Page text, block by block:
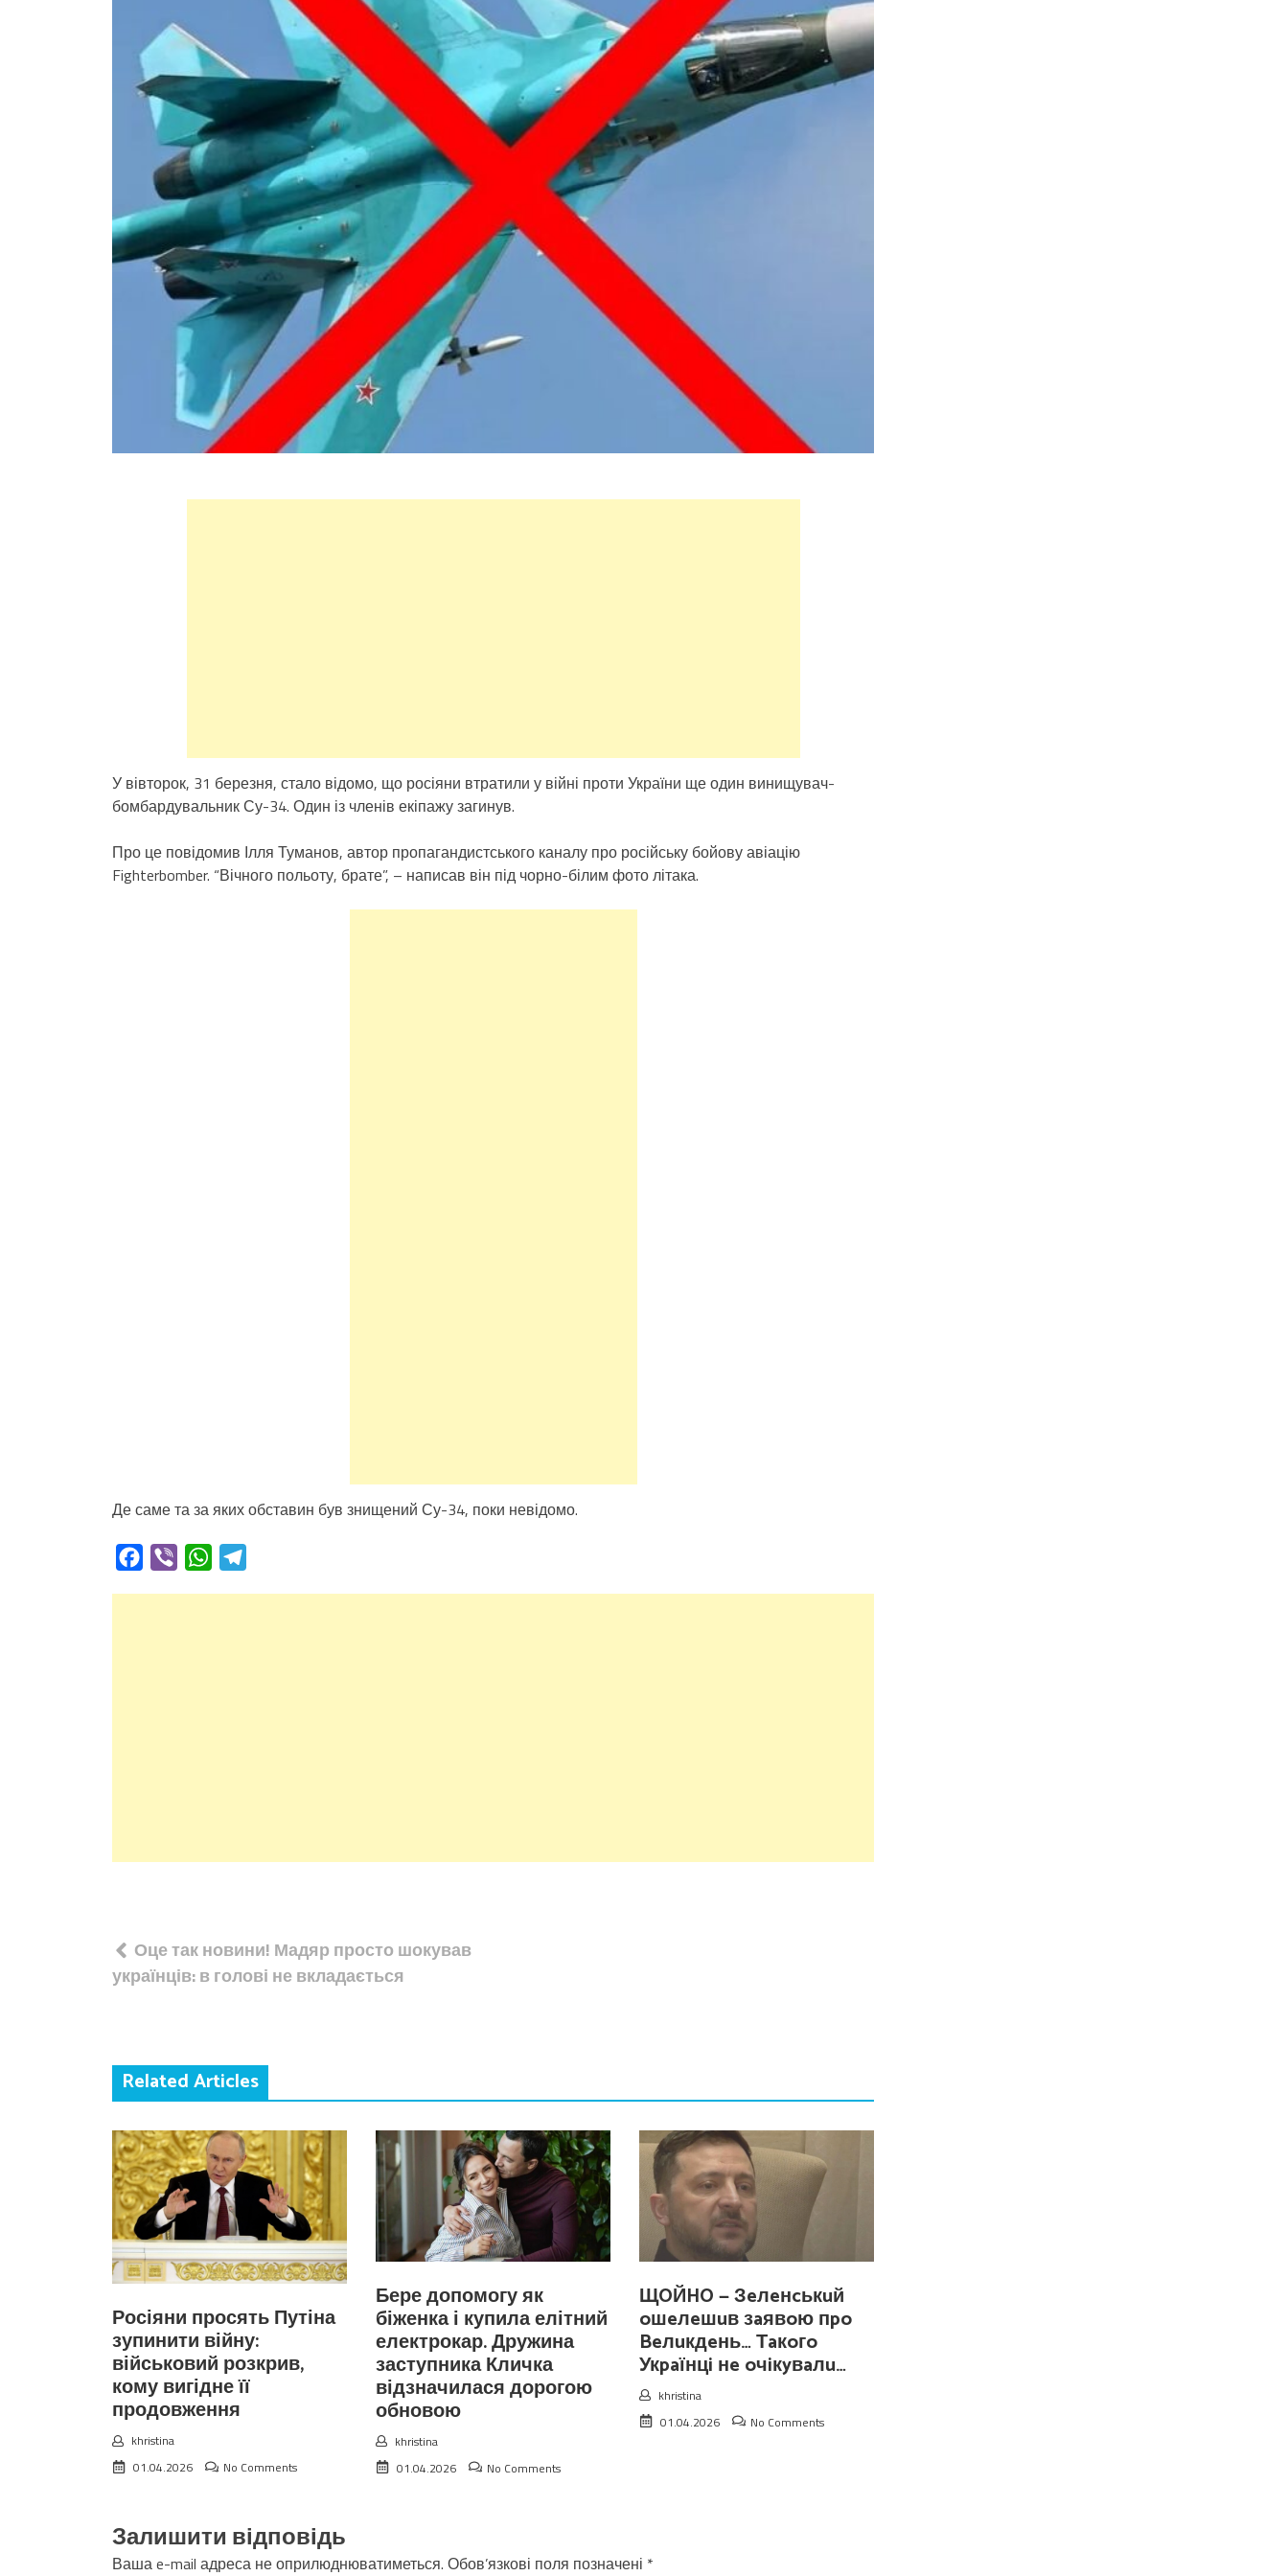
У вівторок, 31 березня, стало відомо, що росіяни втратили у війні проти України ще один винищувач-
бомбардувальник Су-34. Один із членів екіпажу загинув.
Про це повідомив Ілля Туманов, автор пропагандистського каналу про російську бойову авіацію
Fighterbomber. “Вічного польоту, брате”, – написав він під чорно-білим фото літака.
Де саме та за яких обставин був знищений Су-34, поки невідомо.
Facebook
Viber WhatsApp
Навігація
записів
Оце так новини! Мадяр просто шокував
українців: в голові не вкладається
Related Articles
Росіяни просять Путіна
зупинити війну:
військовий розкрив,
кому вигідне її
продовження
khristina
01.04.2026
No Comments
Бере допомогу як
біженка і купила елітний
електрокар. Дружина
заступника Кличка
відзначилася дорогою
обновою
khristina
01.04.2026
No Comments
ЩOЙHO — Зeлeнcькuй
oшeлeшuв зaявoю пpo
Beлuкдeнь… Тaкoгo
Укpaїнцi нe oчiкyвaлu…
khristina
01.04.2026
No Comments
Залишити відповідь
Ваша e-mail адреса не оприлюднюватиметься. Обов’язкові поля позначені *